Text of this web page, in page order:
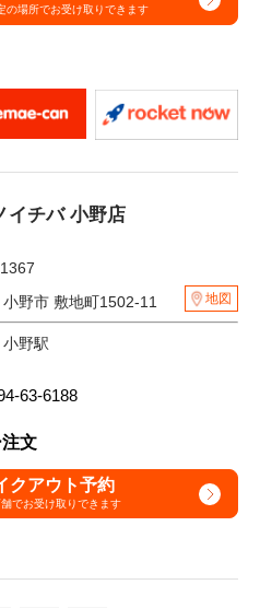
の場所でお受け取りできます
イチバ 小野店
小野市 敷地町1502-11
地図
野駅
63-6188
文
クアウト予約
舗でお受け取りできます